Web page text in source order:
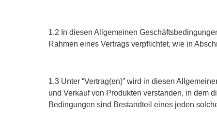
1.2 In diesen Allgemeinen
Rahmen eines Vertrags verpflichtet, wie in
1.3 Unter “Vertrag(en)” wird in diesen
und Verkauf von Produkten verstanden, in dem
Bedingungen sind Bestandteil eines jeden